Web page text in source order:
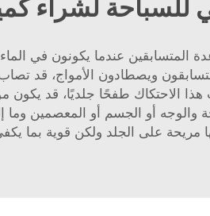
لشراء
عندما يكونون في الماء.
ويصطادون الأمواج، قد
الاحتكاك طفحًا جلديًا، قد يكون
أو الجسم أو المعصمين وما
على الجلد ولكن قوية بما